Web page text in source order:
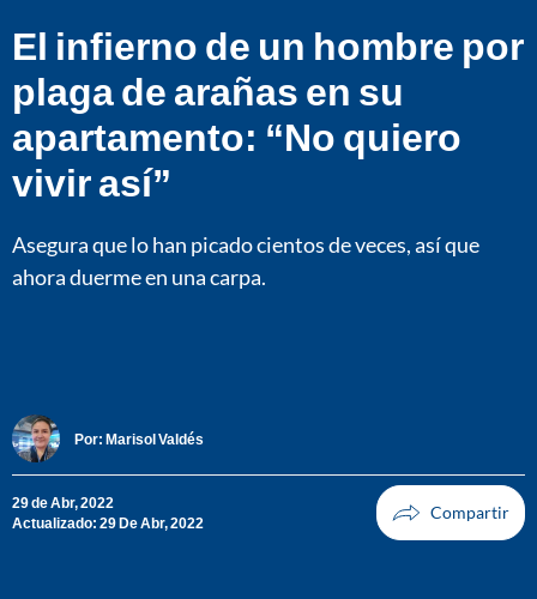
El infierno de un hombre por
plaga de arañas en su
apartamento: “No quiero
vivir así”
Asegura que lo han picado cientos de veces, así que
ahora duerme en una carpa.
Por: Marisol Valdés
29 de Abr, 2022
Actualizado: 29 De Abr, 2022